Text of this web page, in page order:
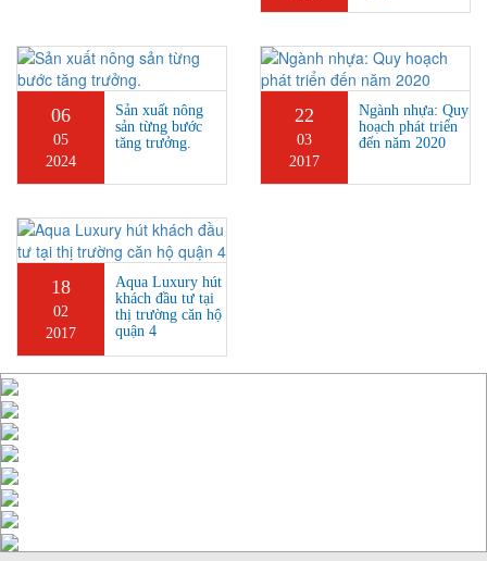
06
05
2024
Sản xuất nông
sản từng bước
tăng trưởng.
22
03
2017
Ngành nhựa: Quy
hoạch phát triển
đến năm 2020
18
02
2017
Aqua Luxury hút
khách đầu tư tại
thị trường căn hộ
quận 4